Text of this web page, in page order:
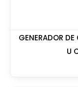
GENERADOR
U